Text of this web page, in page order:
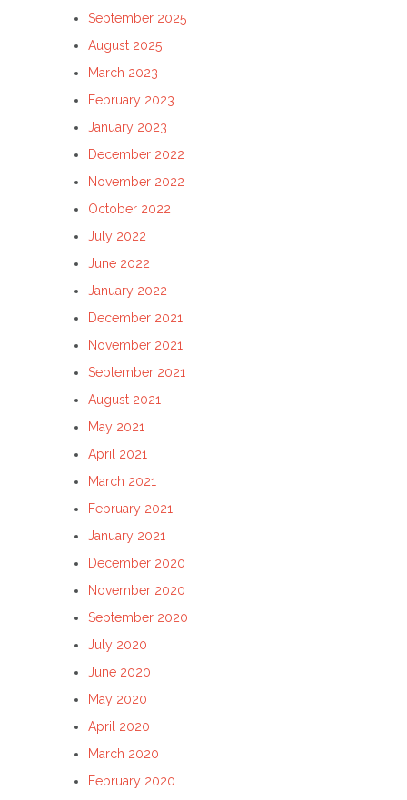
September 2025
August 2025
March 2023
February 2023
January 2023
December 2022
November 2022
October 2022
July 2022
June 2022
January 2022
December 2021
November 2021
September 2021
August 2021
May 2021
April 2021
March 2021
February 2021
January 2021
December 2020
November 2020
September 2020
July 2020
June 2020
May 2020
April 2020
March 2020
February 2020